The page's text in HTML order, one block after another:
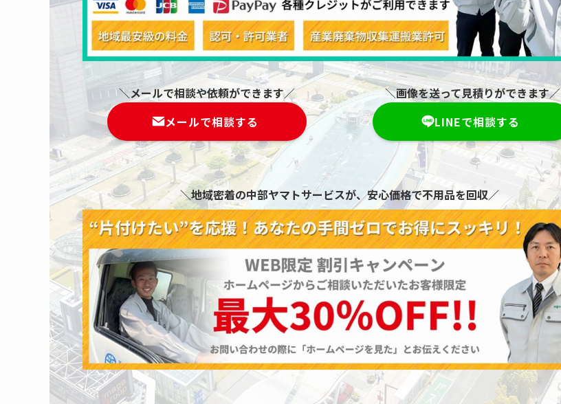
＼メールで相談や依頼ができます／
メールで相談する
＼画像を送って見積りができます／
LINEで相談する
＼地域密着の中部ヤマトサービスが、安心価格で不用品を回収／